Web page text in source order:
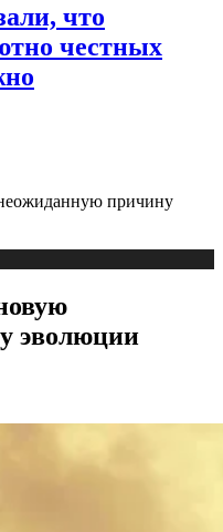
что
честных
причину
эволюции